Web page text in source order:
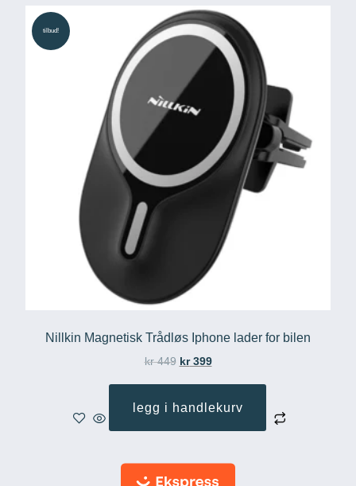
tilbud!
Nillkin Magnetisk Trådløs Iphone lader for bilen
kr449 kr399
legg i handlekurv